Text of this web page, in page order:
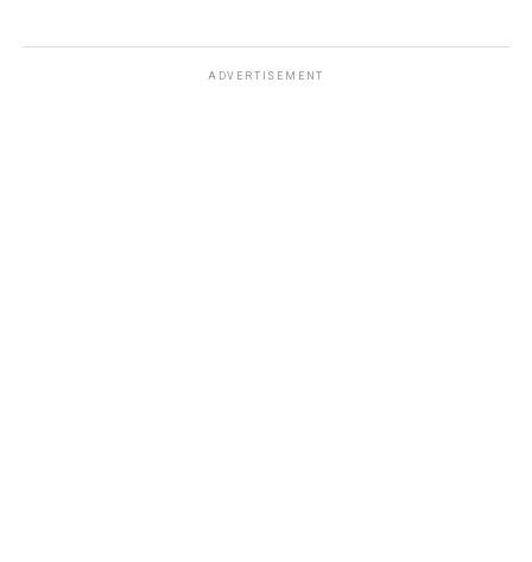
ADVERTISEMENT